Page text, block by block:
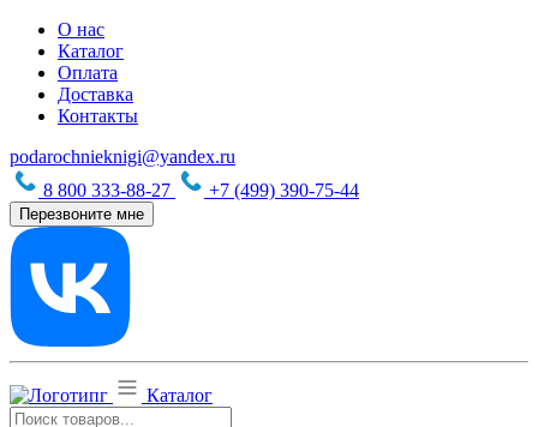
О нас
Каталог
Оплата
Доставка
Контакты
podarochnieknigi@yandex.ru
8 800 333-88-27
+7 (499) 390-75-44
Перезвоните мне
Каталог
Поиск